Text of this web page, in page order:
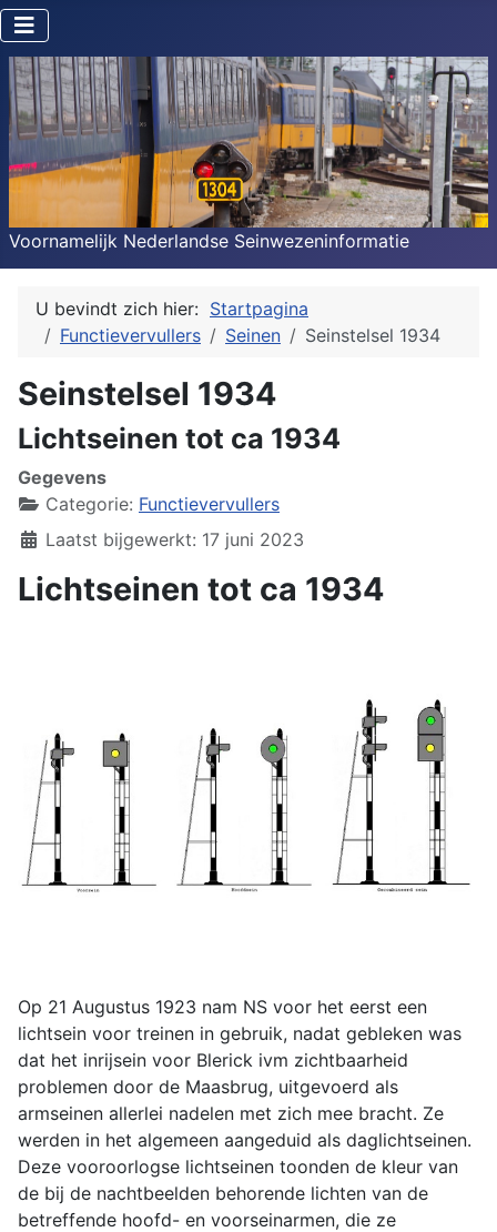
Voornamelijk Nederlandse Seinwezeninformatie
U bevindt zich hier: Startpagina
Functievervullers
Seinen Seinstelsel 1934
Seinstelsel 1934
Lichtseinen tot ca 1934
Gegevens
Categorie: Functievervullers
Laatst bijgewerkt: 17 juni 2023
Lichtseinen tot ca 1934
Op 21 Augustus 1923 nam NS voor het eerst een
lichtsein voor treinen in gebruik, nadat gebleken was
dat het inrijsein voor Blerick ivm zichtbaarheid
problemen door de Maasbrug, uitgevoerd als
armseinen allerlei nadelen met zich mee bracht. Ze
werden in het algemeen aangeduid als daglichtseinen.
Deze vooroorlogse lichtseinen toonden de kleur van
de bij de nachtbeelden behorende lichten van de
betreffende hoofd- en voorseinarmen, die ze